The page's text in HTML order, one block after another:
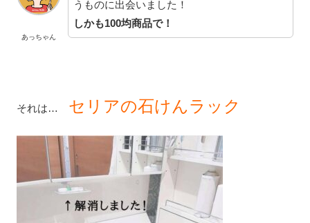
あっちゃん
うものに出会いました！
しかも100均商品で！
それは… セリアの石けんラック